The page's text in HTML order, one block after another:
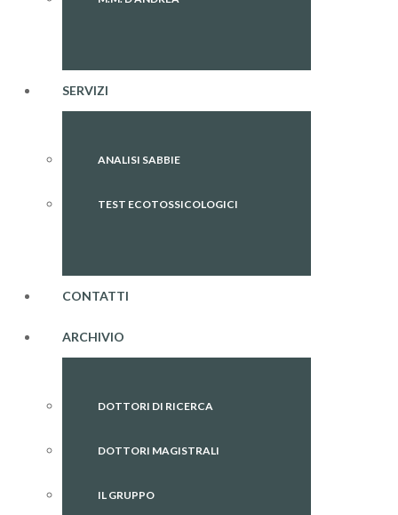
SERVIZI
ANALISI SABBIE
TEST ECOTOSSICOLOGICI
CONTATTI
ARCHIVIO
DOTTORI DI RICERCA
DOTTORI MAGISTRALI
IL GRUPPO